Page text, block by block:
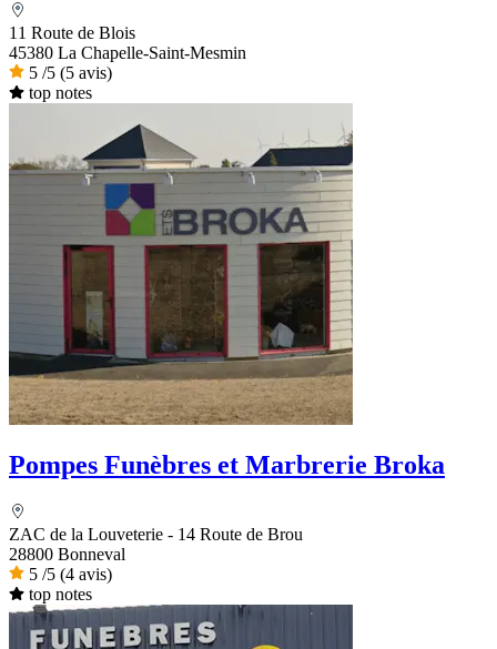
11 Route de Blois
45380 La Chapelle-Saint-Mesmin
5 /5 (5 avis)
top notes
Pompes Funèbres et Marbrerie Broka
ZAC de la Louveterie - 14 Route de Brou
28800 Bonneval
5 /5 (4 avis)
top notes